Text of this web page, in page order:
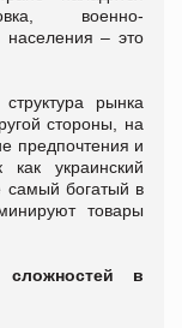
военно-
населения – это
рынка
стороны, на
предпочтения и
как украинский
самый богатый в
товары
в